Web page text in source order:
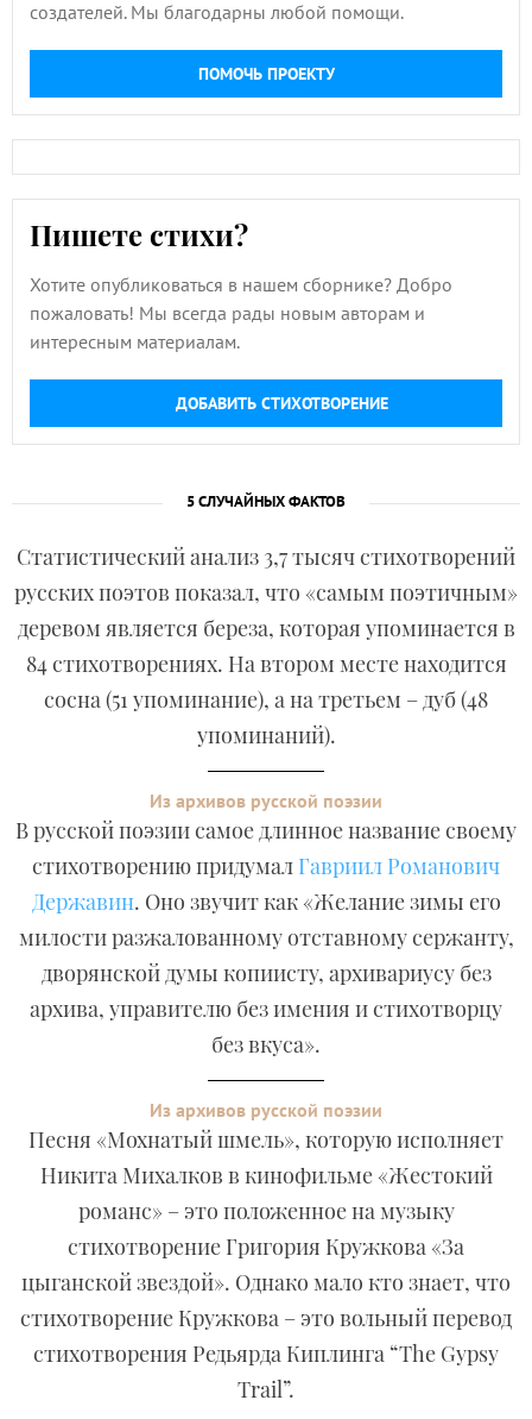
создателей. Мы благодарны любой помощи.
ПОМОЧЬ ПРОЕКТУ
Пишете стихи?
Хотите опубликоваться в нашем сборнике? Добро
пожаловать! Мы всегда рады новым авторам и
интересным материалам.
ДОБАВИТЬ СТИХОТВОРЕНИЕ
5 СЛУЧАЙНЫХ ФАКТОВ
Статистический анализ 3,7 тысяч стихотворений
русских поэтов показал, что «самым поэтичным»
деревом является береза, которая упоминается в
84 стихотворениях. На втором месте находится
сосна (51 упоминание), а на третьем – дуб (48
упоминаний).
Из архивов русской поэзии
В русской поэзии самое длинное название своему
стихотворению придумал Гавриил Романович
Державин. Оно звучит как «Желание зимы его
милости разжалованному отставному сержанту,
дворянской думы копиисту, архивариусу без
архива, управителю без имения и стихотворцу
без вкуса».
Из архивов русской поэзии
Песня «Мохнатый шмель», которую исполняет
Никита Михалков в кинофильме «Жестокий
романс» – это положенное на музыку
стихотворение Григория Кружкова «За
цыганской звездой». Однако мало кто знает, что
стихотворение Кружкова – это вольный перевод
стихотворения Редьярда Киплинга “The Gypsy
Trail”.